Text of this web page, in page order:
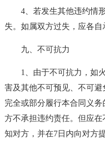
4、若发生其他违约情
失。如属双方过失，应各自
九、不可抗力
1、由于不可抗力，如
害及其他不可预见、不可
完全或部分履行本合同义
方不承担违约责任。但应
知对方，并在7日内向对方